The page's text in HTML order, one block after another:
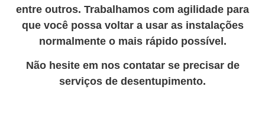
entre outros. Trabalhamos com agilidade para
que você possa voltar a usar as instalações
normalmente o mais rápido possível.
Não hesite em nos contatar se precisar de
serviços de desentupimento.